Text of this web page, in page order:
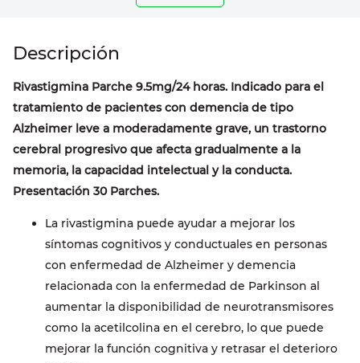
Rivastigmina Parche 9.5mg/24 horas. Indicado para el
tratamiento de pacientes con demencia de tipo
Alzheimer leve a moderadamente grave, un trastorno
cerebral progresivo que afecta gradualmente a la
memoria, la capacidad intelectual y la conducta.
Presentación 30 Parches.
La rivastigmina puede ayudar a mejorar los
síntomas cognitivos y conductuales en personas
con enfermedad de Alzheimer y demencia
relacionada con la enfermedad de Parkinson al
aumentar la disponibilidad de neurotransmisores
como la acetilcolina en el cerebro, lo que puede
mejorar la función cognitiva y retrasar el deterioro